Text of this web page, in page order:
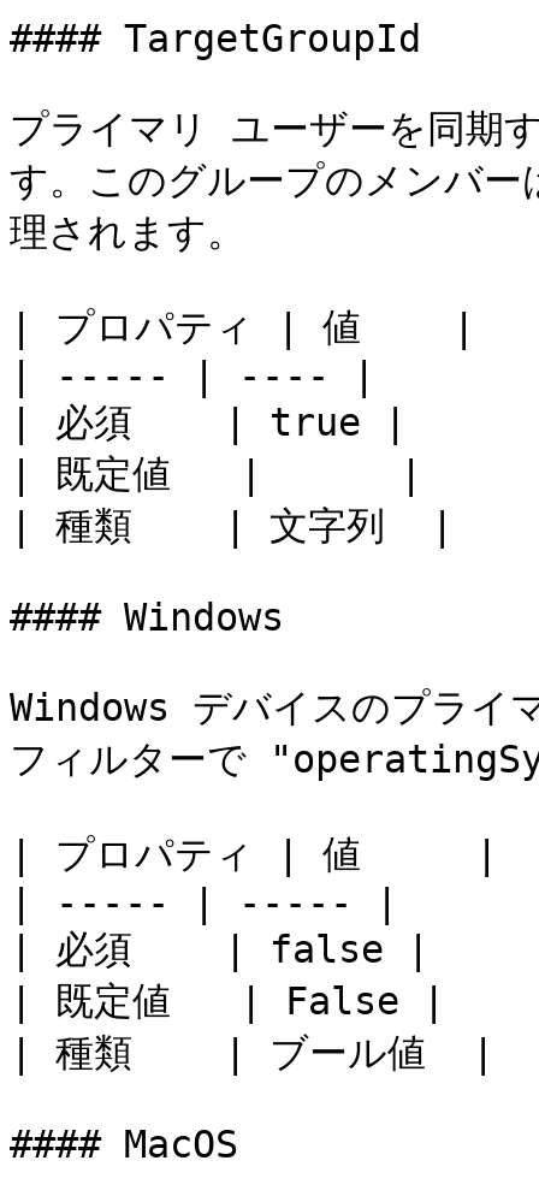
#### TargetGroupId
プライマリ ユーザーを同
す。このグループのメンバ
理されます。
| プロパティ | 値    |
| ----- | ---- |
| 必須    | true |
| 既定値   |      |
| 種類    | 文字列  |
#### Windows
Windows デバイスのプライ
フィルターで
| プロパティ | 値     |
| ----- | ----- |
| 必須    | false |
| 既定値   | False |
| 種類    | ブール値  |
#### MacOS